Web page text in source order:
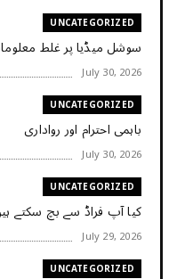
UNCATEGORIZED
سوشل میڈیا پر غلط
July 30, 2026
UNCATEGORIZED
باہمی احترام اور رواداری
July 30, 2026
UNCATEGORIZED
کیا آپ فراڈ سے بچ سکتے
July 29, 2026
UNCATEGORIZED